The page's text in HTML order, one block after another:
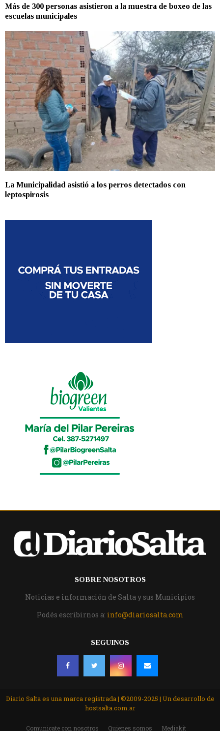
Más de 300 personas asistieron a la muestra de boxeo de las
escuelas municipales
La Municipalidad asistió a los perros detectados con
leptospirosis
SOBRE NOSOTROS
Noticias e información de Salta y sus Municipios
Podés escribirnos a: info@diariosalta.com
SEGUINOS
Diario Salta es una marca registrada | ©2009-2025 | Un desarrollo de
hostsalta.com.ar
Comunicate con nosotros Quienes somos Mediakit